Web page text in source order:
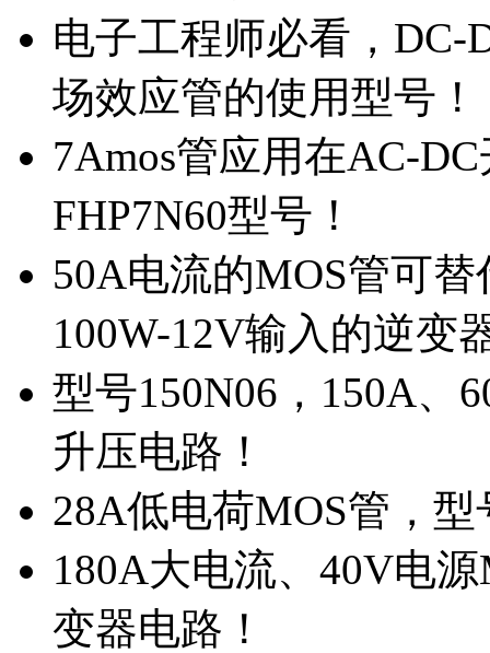
电子工程师必看，DC-
场效应管的使用型号！
7Amos管应用在AC-
FHP7N60型号！
50A电流的MOS管可
100W-12V输入的逆变
型号150N06，150A、
升压电路！
28A低电荷MOS管，
180A大电流、40V电
变器电路！